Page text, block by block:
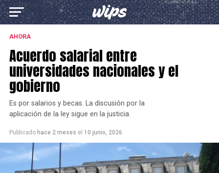
AHORA
Acuerdo salarial entre
universidades nacionales y el
gobierno
Es por salarios y becas. La discusión por la
aplicación de la ley sigue en la justicia.
Publicado hace 2 meses el 10 junio, 2026